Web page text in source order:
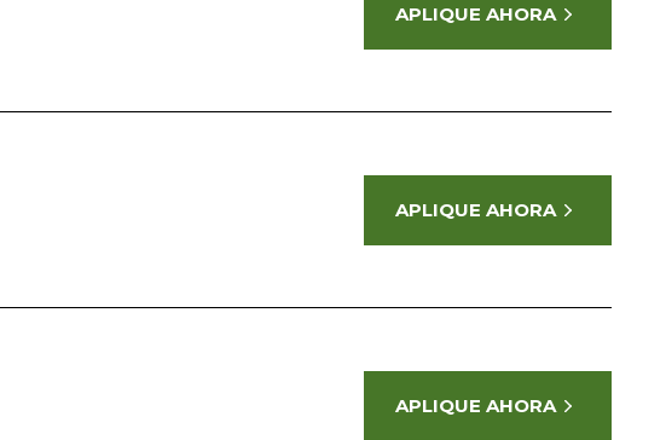
APLIQUE AHORA
APLIQUE AHORA
APLIQUE AHORA